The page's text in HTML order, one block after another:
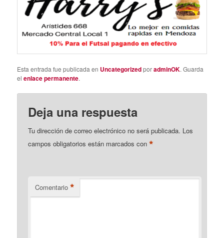
Esta entrada fue publicada en UncategorizedporadminOK. Guarda
elenlace permanente.
Deja una respuesta
Tu dirección de correo electrónico no será publicada. Los
campos obligatorios están marcados con*
Comentario *